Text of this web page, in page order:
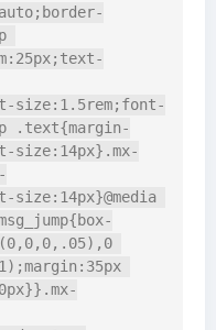
size:1.5rem;font-
.text{margin-
size:14px}.mx-